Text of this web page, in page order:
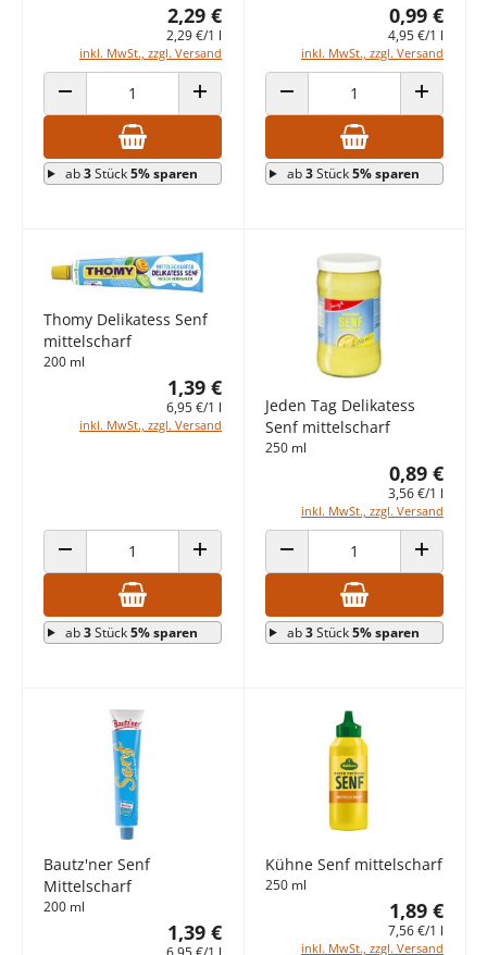
2,29 €
2,29 €/1 l
inkl. MwSt., zzgl. Versand
ANZAHL VERRINGERN ANZAHL ERHÖHEN
ab3Stück5% sparen
0,99 €
4,95 €/1 l
inkl. MwSt., zzgl. Versand
ANZAHL VERRINGERN ANZAHL
ab3Stück5% sparen
Thomy Delikatess Senf
mittelscharf
200 ml
1,39 €
6,95 €/1 l
inkl. MwSt., zzgl. Versand
ANZAHL VERRINGERN ANZAHL ERHÖHEN
ab3Stück5% sparen
Jeden Tag Delikatess
Senf mittelscharf
250 ml
0,89 €
3,56 €/1 l
inkl. MwSt., zzgl. Versand
ANZAHL VERRINGERN ANZAHL
ab3Stück5% sparen
Bautz'ner Senf
Mittelscharf
200 ml
1,39 €
Kühne Senf mittelscharf
250 ml
1,89 €
7,56 €/1 l
inkl. MwSt., zzgl. Versand